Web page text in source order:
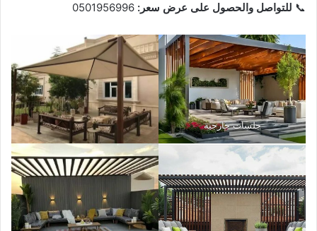
📞 للتواصل والحصول على عرض سعر:
جلسات خارجية